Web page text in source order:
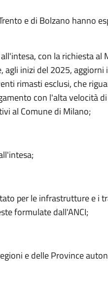
e di Bolzano hanno
con la richiesta al
inizi del 2025, aggiorni
rimasti esclusi, che
con l'alta velocità
al Comune di Milano;
per le infrastrutture e i
formulate dall'ANCI;
e delle Province